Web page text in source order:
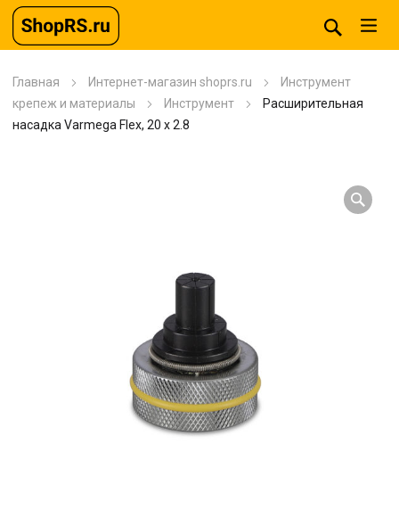
Главная Интернет-магазин shoprs.ru
Инструмент
крепеж и материалы
Инструмент
Расширительная
насадка Varmega Flex, 20 x 2.8